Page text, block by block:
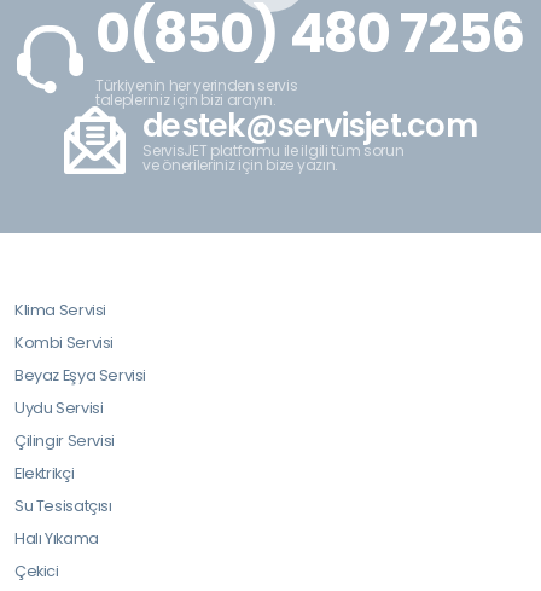
0(850) 480 7256
Türkiyenin her yerinden servis
talepleriniz için bizi arayın.
destek@servisjet.com
ServisJET platformu ile ilgili tüm sorun
ve önerileriniz için bize yazın.
Klima Servisi
Kombi Servisi
Beyaz Eşya Servisi
Uydu Servisi
Çilingir Servisi
Elektrikçi
Su Tesisatçısı
Halı Yıkama
Çekici